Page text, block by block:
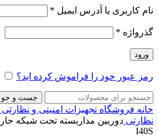
نام کاربری یا آدرس ایمیل *
گذرواژه *
ورود
رمز عبور خود را فراموش کرده اید؟
جست و جو
خانه فروشگاه تجهیزات امنیتی و نظارتی
نظارتی
I40S